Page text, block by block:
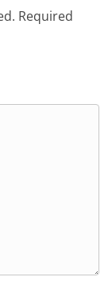
Required